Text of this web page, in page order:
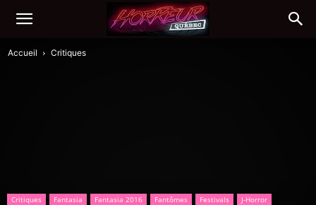
Accueil Critiques
Critiques Fantasia Fantasia 2016 Fantômes Festivals
J-Horror